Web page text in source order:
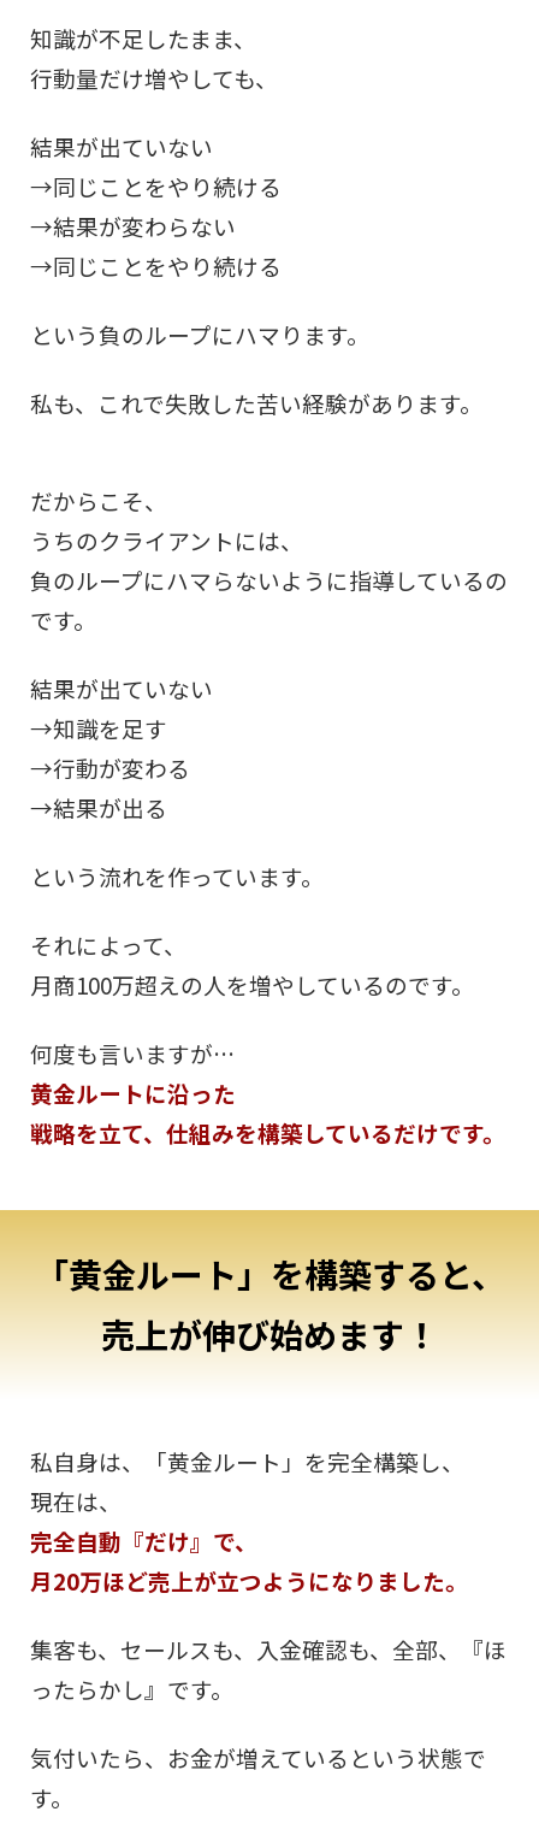
知識が不足したまま、
行動量だけ増やしても、
結果が出ていない
→同じことをやり続ける
→結果が変わらない
→同じことをやり続ける
という負のループにハマります。
私も、これで失敗した苦い経験があります。
だからこそ、
うちのクライアントには、
負のループにハマらないように指導しているの
です。
結果が出ていない
→知識を足す
→行動が変わる
→結果が出る
という流れを作っています。
それによって、
月商100万超えの人を増やしているのです。
何度も言いますが…
黄金ルートに沿った
戦略を立て、仕組みを構築しているだけです。
「黄金ルート」を構築すると、
売上が伸び始めます！
私自身は、「黄金ルート」を完全構築し、
現在は、
完全自動『だけ』で、
月20万ほど売上が立つようになりました。
集客も、セールスも、入金確認も、全部、『ほ
ったらかし』です。
気付いたら、お金が増えているという状態で
す。